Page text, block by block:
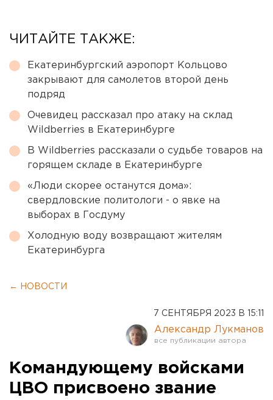
ЧИТАЙТЕ ТАКЖЕ:
Екатеринбургский аэропорт Кольцово
закрывают для самолетов второй день
подряд
Очевидец рассказал про атаку на склад
Wildberries в Екатеринбурге
В Wildberries рассказали о судьбе товаров на
горящем складе в Екатеринбурге
«Люди скорее останутся дома»:
свердловские политологи - о явке на
выборах в Госдуму
Холодную воду возвращают жителям
Екатеринбурга
← НОВОСТИ
7 СЕНТЯБРЯ 2023 В 15:11
Александр Лукманов
Командующему войсками
ЦВО присвоено звание